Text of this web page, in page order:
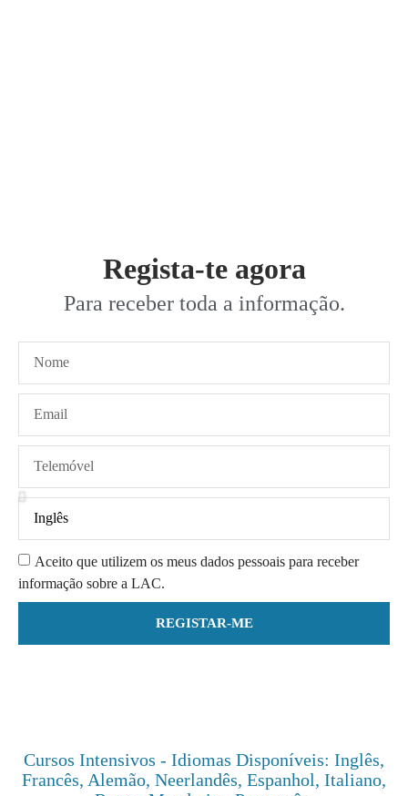
Regista-te agora
Para receber toda a informação.
Aceito que utilizem os meus dados pessoais para receber
informação sobre a LAC.
REGISTAR-ME
Cursos Intensivos - Idiomas Disponíveis: Inglês,
Francês, Alemão, Neerlandês, Espanhol, Italiano,